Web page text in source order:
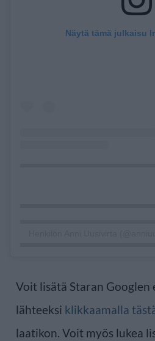
Näytä tämä julkaisu
Voit lisätä Staran Googlen
lähteeksi klikkaamalla
laatikon. Voit myös lukea